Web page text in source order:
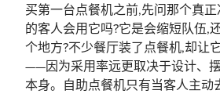
买第一台点餐机之前,先问那个真
的客人会用它吗?它是会缩短队伍,
个地方?不少餐厅装了点餐机,却让
——因为采用率远更取决于设计、
本身。自助点餐机只有当客人主动